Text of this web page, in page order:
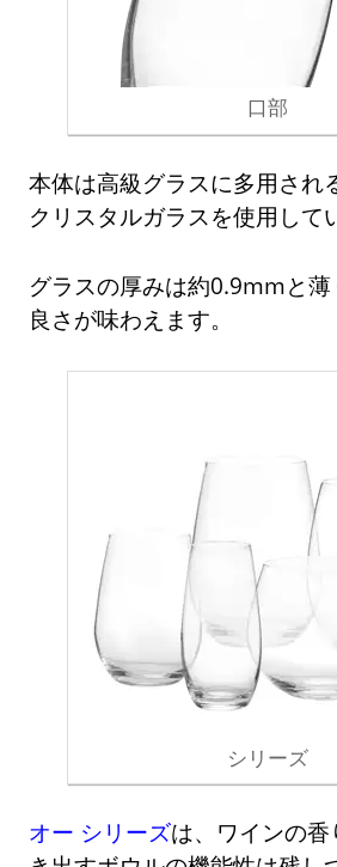
口部
本体は高級グラスに多用され
クリスタルガラスを使用して
グラスの厚みは約0.9mmと
良さが味わえます。
シリーズ
オー シリーズは、ワインの香